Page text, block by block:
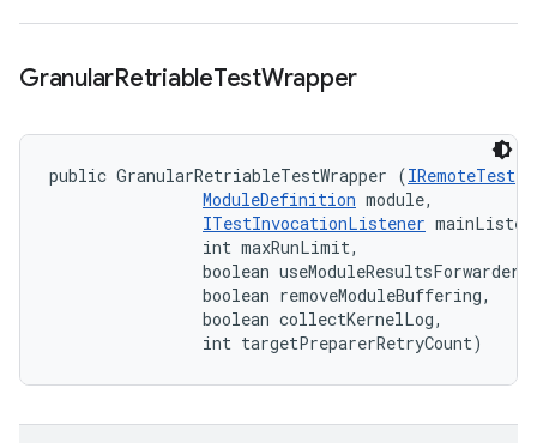
GranularRetriableTestWrapper
public GranularRetriableTestWrapper (IRemoteTest
ModuleDefinition module,
ITestInvocationListener
                int maxRunLimit,
boolean
                boolean removeModuleBuffering,
                boolean collectKernelLog,
                int targetPreparerRetryCount)